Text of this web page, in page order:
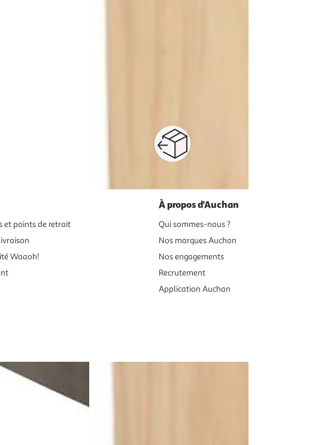
et points de retrait
Waaoh!
À propos d'Auchan
Qui sommes-nous ?
Nos marques Auchan
Nos engagements
Recrutement
Application Auchan
mineurs de moins de 18 ans
en ligne.